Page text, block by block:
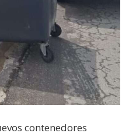
contenedores